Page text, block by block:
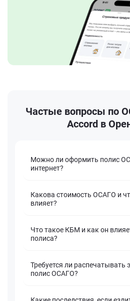
Частые вопросы по
Accord в
Можно ли оформить полис
интернет?
Какова стоимость ОСАГО и
влияет?
Что такое КБМ и как он
полиса?
Требуется ли распечатывать
полис ОСАГО?